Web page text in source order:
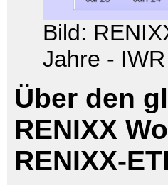
Bild:
Jahre - IWR
Über den
RENIXX
RENIXX-